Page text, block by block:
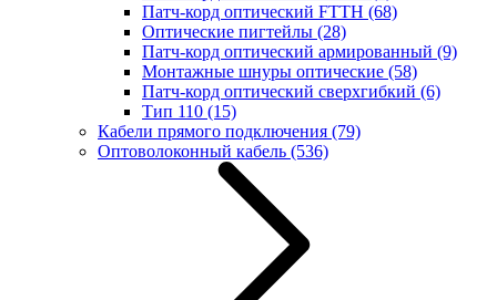
Патч-корд оптический FTTH (68)
Оптические пигтейлы (28)
Патч-корд оптический армированный (9)
Монтажные шнуры оптические (58)
Патч-корд оптический сверхгибкий (6)
Тип 110 (15)
Кабели прямого подключения (79)
Оптоволоконный кабель (536)